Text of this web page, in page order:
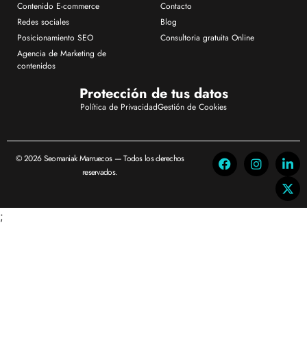
Contenido E-commerce
Redes sociales
Posicionamiento SEO
Agencia de Marketing de
contenidos
Contacto
Blog
Consultoria gratuita Online
Protección de tus datos
Política de PrivacidadGestión de Cookies
© 2026 Seomaniak Marruecos — Todos los derechos
reservados.
;